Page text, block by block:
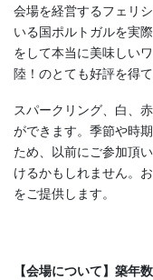
会場を経営するフェリ
いる国ポルトガルを実
をして本当に美味しい
陸！のとても好評を得
スパークリング、白、
ができます。季節や時
ため、以前にご参加頂
けるかもしれません。
をご提供します。
【会場について】築年